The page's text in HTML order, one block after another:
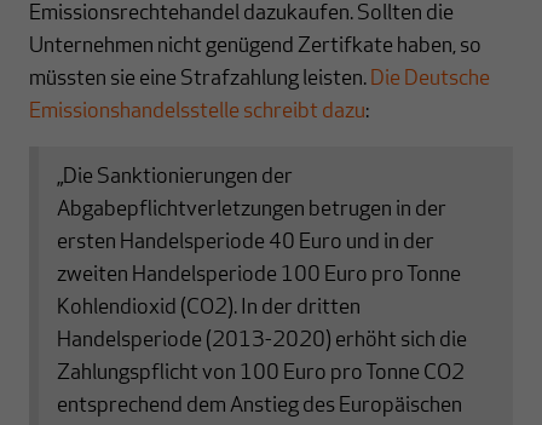
Emissionsrechtehandel dazukaufen. Sollten die
Unternehmen nicht genügend Zertifkate haben, so
müssten sie eine Strafzahlung leisten. Die Deutsche
Emissionshandelsstelle schreibt dazu:
„Die Sanktionierungen der
Abgabepflichtverletzungen betrugen in der
ersten Handelsperiode 40 Euro und in der
zweiten Handelsperiode 100 Euro pro Tonne
Kohlendioxid (CO2). In der dritten
Handelsperiode (2013-2020) erhöht sich die
Zahlungspflicht von 100 Euro pro Tonne CO2
entsprechend dem Anstieg des Europäischen